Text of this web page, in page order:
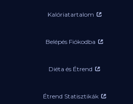
Kalóriatartalom
Belépés Fiókodba
Diéta és Étrend
Étrend Statisztikák